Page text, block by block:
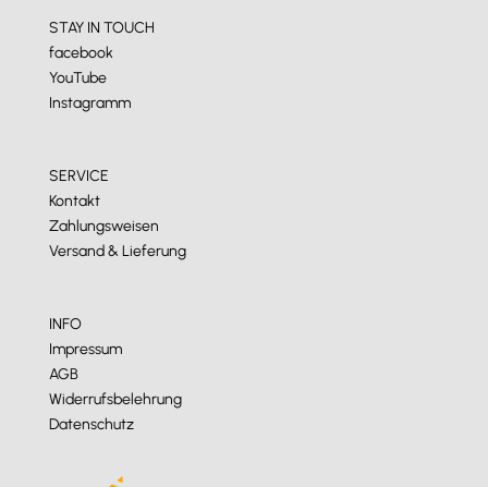
STAY IN TOUCH
facebook
YouTube
Instagramm
SERVICE
Kontakt
Zahlungsweisen
Versand & Lieferung
INFO
Impressum
AGB
Widerrufsbelehrung
Datenschutz